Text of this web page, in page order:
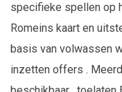
specifieke spellen op
Romeins kaart en
basis van volwassen
inzetten offers .